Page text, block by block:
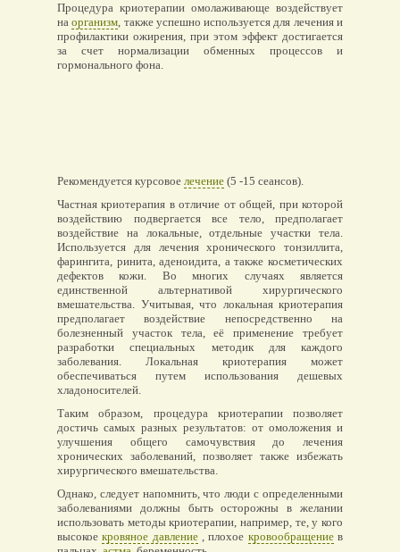
Процедура криотерапии омолаживающе воздействует
наорганизм, также успешно используется для лечения и
профилактики ожирения, при этом эффект достигается
за счет нормализации обменных процессов и
гормонального фона.
Рекомендуется курсовое лечение (5 -15 сеансов).
Частная криотерапия в отличие от общей, при которой
воздействию подвергается все тело, предполагает
воздействие на локальные, отдельные участки тела.
Используется для лечения хронического тонзиллита,
фарингита, ринита, аденоидита, а также косметических
дефектов кожи. Во многих случаях является
единственной альтернативой хирургического
вмешательства. Учитывая, что локальная криотерапия
предполагает воздействие непосредственно на
болезненный участок тела, её применение требует
разработки специальных методик для каждого
заболевания. Локальная криотерапия может
обеспечиваться путем использования дешевых
хладоносителей.
Таким образом, процедура криотерапии позволяет
достичь самых разных результатов: от омоложения и
улучшения общего самочувствия до лечения
хронических заболеваний, позволяет также избежать
хирургического вмешательства.
Однако, следует напомнить, что люди с определенными
заболеваниями должны быть осторожны в желании
использовать методы криотерапии, например, те, у кого
высокоекровяное давление, плохое кровообращениев